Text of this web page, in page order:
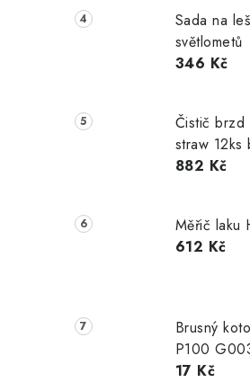
Sada na
světlometů
346 Kč
Čistič
straw 12ks
882 Kč
Měřič laku
612 Kč
Brusný
P100
17 Kč